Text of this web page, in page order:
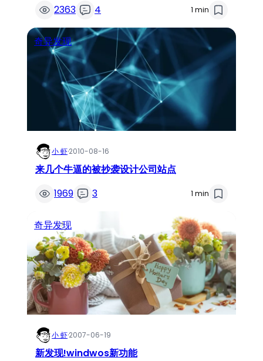
2363
4 1 min
奇异发现
小 虾·2010-08-16
来几个牛逼的被抄袭设计公司站点
1969
3 1 min
奇异发现
小 虾·2007-06-19
新发现!windwos新功能